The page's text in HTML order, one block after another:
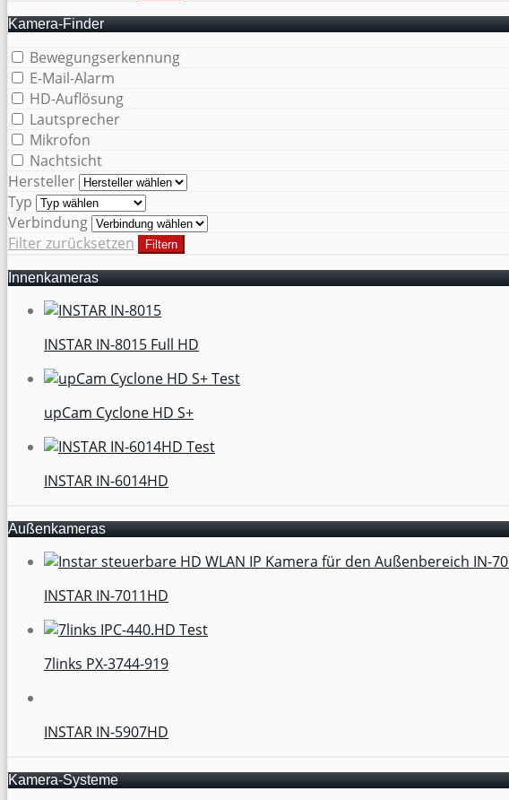
Kamera-Finder
Bewegungserkennung
E-Mail-Alarm
HD-Auflösung
Lautsprecher
Mikrofon
Nachtsicht
Hersteller
Typ
Verbindung
Filter zurücksetzen
Filtern
Innenkameras
INSTAR IN-8015 Full HD
upCam Cyclone HD S+
INSTAR IN-6014HD
Außenkameras
INSTAR IN-7011HD
7links PX-3744-919
INSTAR IN-5907HD
Kamera-Systeme